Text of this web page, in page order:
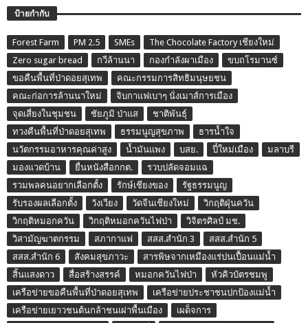
ป้ายกำกับ
Forest Farm PM 2.5 SMEs
The Chocolate Factory เชียงใหม่
Zero sugar bread
กวีล้านนา กองกำลังผาเมือง
ขบถโรมานซ์
ขอคืนพื้นที่ป่าดอยสุเทพ
คณะกรรมการสิทธิมนุษยชน
คณะก่อการล้านนาใหม่
จิบกาแฟเบาๆ นั่งเมาส์การเมือง
จุดเสี่ยงในชุมชน
ชัยภูมิ ป่าแส
ชาติพันธุ์
ทวงคืนพื้นที่ป่าดอยสุเทพ
ธรรมนูญสุขภาพ
ธารน้ำใจ
นวัตกรรมอาหารคุณค่าสูง
น้ำมันแพง บสย. ปี๋ใหม่เมือง
มลาบรี
มองแวดบ้าน
ยื่นหนังสือกกต.
รวบปลัดจอมแฉ
รวมพลคนอยากเลือกตั้ง
รักษ์เชียงของ
รัฐธรรมนูญ
รับรองผลเลือกตั้ง
วังเวียง วัดจีนเชียงใหม่
วิกฤติฝุ่นควัน
วิกฤติหมอกควัน
วิกฤติหมอกควันไฟป่า
วิจิตรศิลป์ มช.
วิสามัญฆาตกรรม
สภากาแฟ สสส.สำนัก 3
สสส.สำนัก 5
สสส.สำนัก 6
สังคมสุขภาวะ
สารพิษจากเหมืองแร่ปนเปื้อนแม่น้ำ
สิ้นแสงดาว
สื่อสร้างสรรค์ หมอกควันไฟป่า
หัวคิวบัตรชมพู
เครือข่ายขอคืนพื้นที่ป่าดอยสุเทพ
เครือข่ายประชาชนปกป้องแม่น้ำ
เครือข่ายเยาวชนต้นกล้าชนเผ่าพื้นเมือง
เผด็จการ